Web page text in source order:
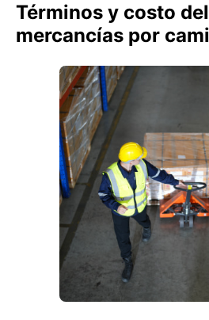
Términos y costo
mercancías por